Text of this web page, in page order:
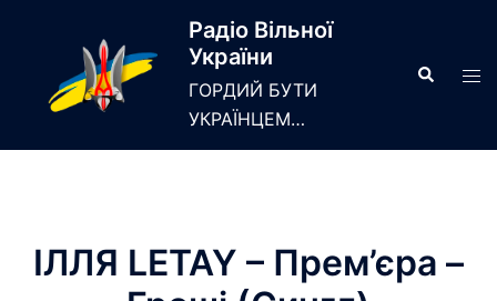
Радіо Вільної
України
ГОРДИЙ БУТИ
УКРАЇНЦЕМ…
Search
ІЛЛЯ LETAY – Прем’єра –